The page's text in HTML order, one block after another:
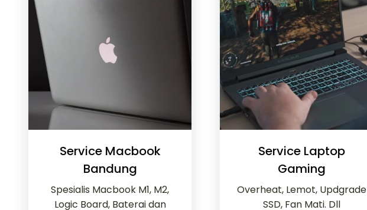
Service Macbook
Bandung
Spesialis Macbook M1, M2,
Logic Board, Baterai dan
Service Laptop
Gaming
Overheat, Lemot, Updgrade
SSD, Fan Mati. Dll